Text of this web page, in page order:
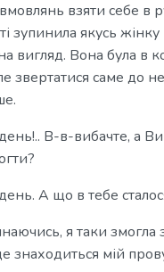
взяти себе в
зупинила якусь жінку
вигляд. Вона була в
звертатися саме до
В-в-вибачте, а
А що в тебе
я таки змогла
знаходиться мій